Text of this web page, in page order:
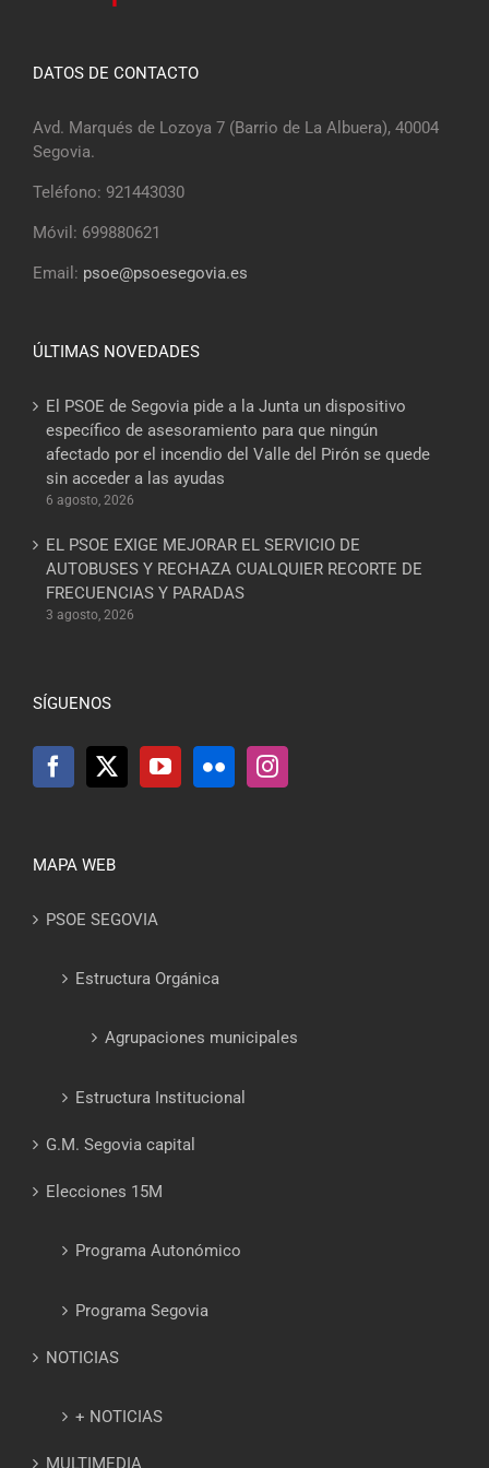
DATOS DE CONTACTO
Avd. Marqués de Lozoya 7 (Barrio de La Albuera), 40004
Segovia.
Teléfono: 921443030
Móvil: 699880621
Email: psoe@psoesegovia.es
ÚLTIMAS NOVEDADES
El PSOE de Segovia pide a la Junta un dispositivo
específico de asesoramiento para que ningún
afectado por el incendio del Valle del Pirón se quede
sin acceder a las ayudas
6 agosto, 2026
EL PSOE EXIGE MEJORAR EL SERVICIO DE
AUTOBUSES Y RECHAZA CUALQUIER RECORTE DE
FRECUENCIAS Y PARADAS
3 agosto, 2026
SÍGUENOS
MAPA WEB
PSOE SEGOVIA
Estructura Orgánica
Agrupaciones municipales
Estructura Institucional
G.M. Segovia capital
Elecciones 15M
Programa Autonómico
Programa Segovia
NOTICIAS
+ NOTICIAS
MULTIMEDIA